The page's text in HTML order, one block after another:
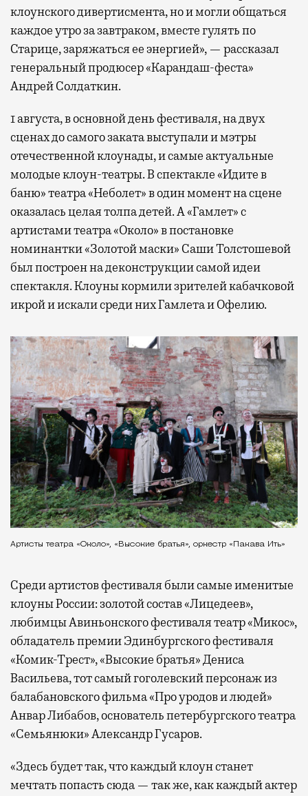
клоунского дивертисмента, но и могли общаться
каждое утро за завтраком, вместе гулять по
Старице, заряжаться ее энергией», — рассказал
генеральный продюсер «Карандаш-феста»
Андрей Солдаткин.
1 августа, в основной день фестиваля, на двух
сценах до самого заката выступали и мэтры
отечественной клоунады, и самые актуальные
молодые клоун-театры. В спектакле «Идите в
баню» театра «Неболет» в один момент на сцене
оказалась целая толпа детей. А «Гамлет» с
артистами театра «Около» в постановке
номинантки «Золотой маски» Саши Толстошевой
был построен на деконструкции самой идеи
спектакля. Клоуны кормили зрителей кабачковой
икрой и искали среди них Гамлета и Офелию.
Артисты театра «Около», «Высокие братья», оркестр «Пакава Ить»
Среди артистов фестиваля были самые именитые
клоуны России: золотой состав «Лицедеев»,
любимцы Авиньонского фестиваля театр «Микос»,
обладатель премии Эдинбургского фестиваля
«Комик-Трест», «Высокие братья» Дениса
Васильева, тот самый гоголевский персонаж из
балабановского фильма «Про уродов и людей»
Анвар Либабов, основатель петербургского театра
«Семьянюки» Александр Гусаров.
«Здесь будет так, что каждый клоун станет
мечтать попасть сюда — так же, как каждый актер